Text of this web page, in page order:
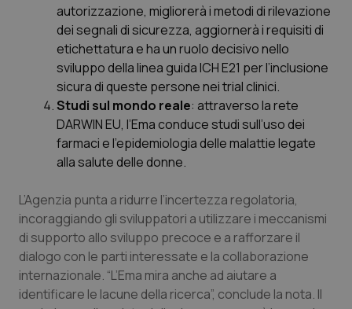
Oncologia & Nutrizione
Psoriasi & pelle
Quotidiano Cardiologia
Quotidiano Chirurgia
Quotidiano Oncologia
Quotidiano Pediatria
Rene & patologie urogenitali
autorizzazione, migliorerà i metodi di rilevazione
dei segnali di sicurezza, aggiornerà i requisiti di
etichettatura e ha un ruolo decisivo nello
sviluppo della linea guida ICH E21 per l’inclusione
sicura di queste persone nei trial clinici.
Studi sul mondo reale: attraverso la rete
DARWIN EU, l’Ema conduce studi sull’uso dei
farmaci e l’epidemiologia delle malattie legate
alla salute delle donne.
L’Agenzia punta a ridurre l’incertezza regolatoria,
incoraggiando gli sviluppatori a utilizzare i meccanismi
di supporto allo sviluppo precoce e a rafforzare il
dialogo con le parti interessate e la collaborazione
internazionale. “L’Ema mira anche ad aiutare a
identificare le lacune della ricerca”, conclude la nota. Il